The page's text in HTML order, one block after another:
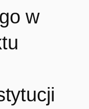
w